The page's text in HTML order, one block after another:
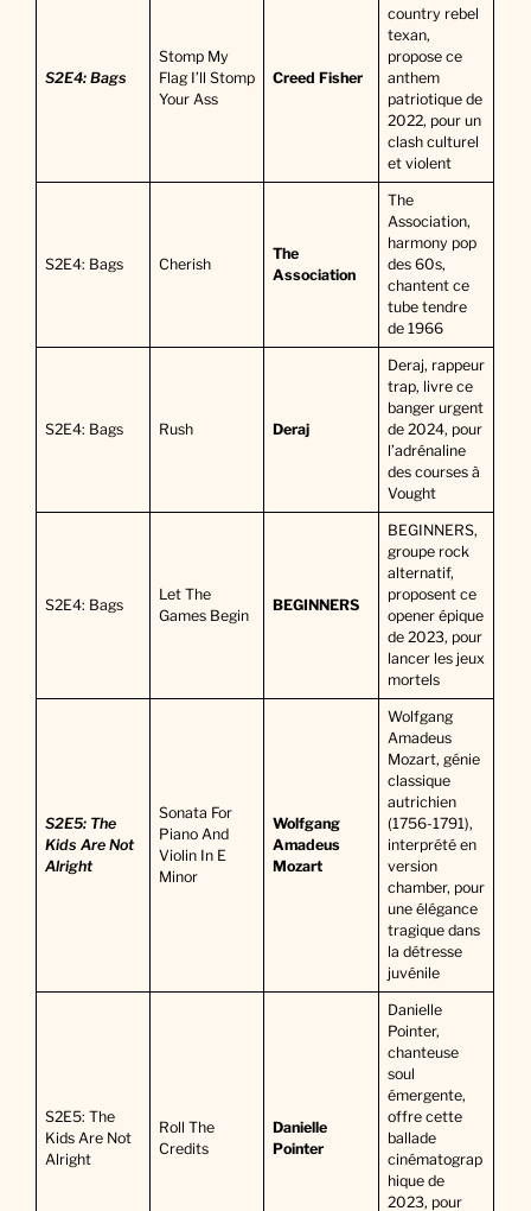
S2E4: Bags
Stomp My
Flag I’ll Stomp
Your Ass
Creed Fisher
country rebel
texan,
propose ce
anthem
patriotique de
2022, pour un
clash culturel
et violent
S2E4: Bags Cherish
The
Association
The
Association,
harmony pop
des 60s,
chantent ce
tube tendre
de 1966
S2E4: Bags Rush Deraj
Deraj, rappeur
trap, livre ce
banger urgent
de 2024, pour
l’adrénaline
des courses à
Vought
S2E4: Bags
Let The
Games Begin
BEGINNERS
BEGINNERS,
groupe rock
alternatif,
proposent ce
opener épique
de 2023, pour
lancer les jeux
mortels
S2E5: The
Kids Are Not
Alright
Sonata For
Piano And
Violin In E
Minor
Wolfgang
Amadeus
Mozart
Wolfgang
Amadeus
Mozart, génie
classique
autrichien
(1756-1791),
interprété en
version
chamber, pour
une élégance
tragique dans
la détresse
juvénile
S2E5: The
Kids Are Not
Alright
Roll The
Credits
Danielle
Pointer
Danielle
Pointer,
chanteuse
soul
émergente,
offre cette
ballade
cinématograp
hique de
2023, pour